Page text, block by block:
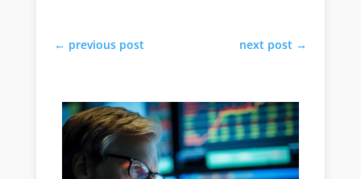
← previous post next post →